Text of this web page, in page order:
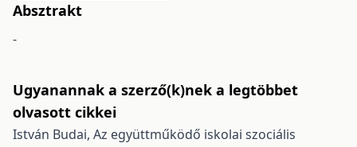
Absztrakt
-
Ugyanannak a szerző(k)nek a legtöbbet
olvasott cikkei
István Budai, Az együttműködő iskolai szociális